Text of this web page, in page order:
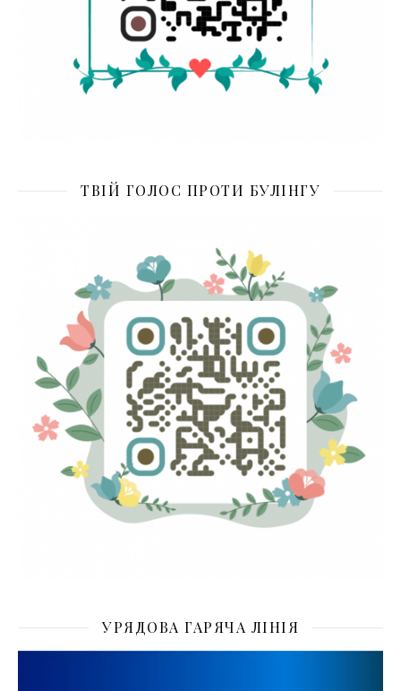
ТВІЙ ГОЛОС ПРОТИ БУЛІНГУ
УРЯДОВА ГАРЯЧА ЛІНІЯ